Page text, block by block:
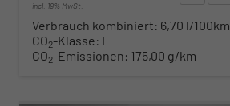
incl. 19% MwSt.
Verbrauch kombiniert: 6,70 l/100km
CO2-Klasse: F
CO2-Emissionen: 175,00 g/km